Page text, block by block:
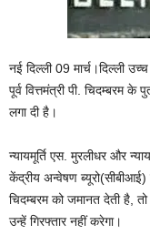
नई दिल्ली 09 मार्च।दिल्ली
पूर्व वित्तमंत्री पी. चिदम्बरम के
लगा दी है।
न्यायमूर्ति एस. मुरलीधर और
केंद्रीय अन्वेषण ब्यूरो(सीबीआई)
चिदम्बरम को जमानत देती है,
उन्हें गिरफ्तार नहीं करेगा।